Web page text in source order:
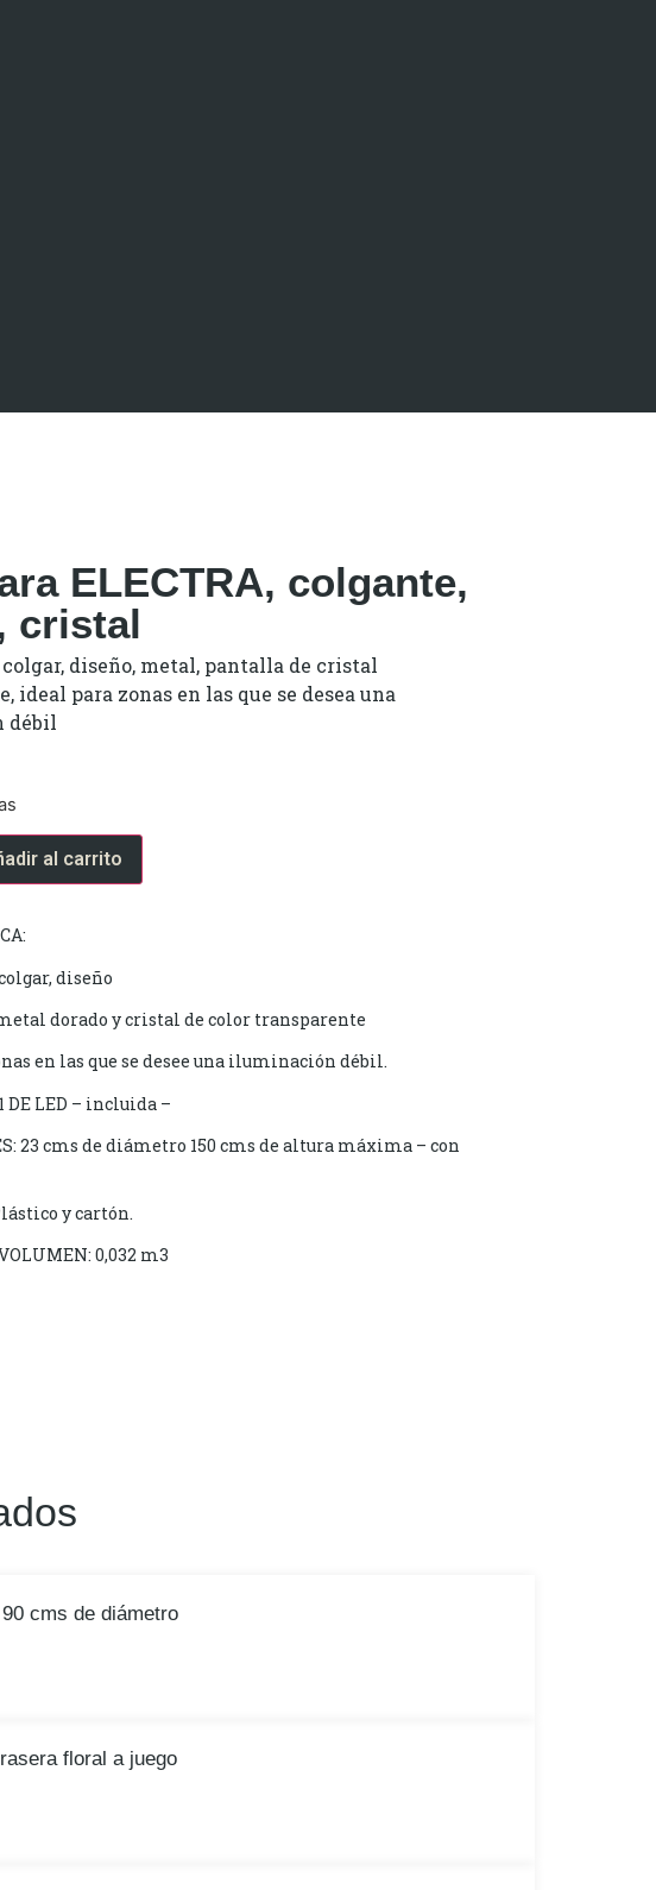
ELECTRA, colgante,
cristal
diseño, metal, pantalla de cristal
ideal para zonas en las que se desea una
débil
al carrito
diseño
dorado y cristal de color transparente
en las que se desee una iluminación débil.
DE LED – incluida –
23 cms de diámetro 150 cms de altura máxima – con
y cartón.
0,032 m3
cms de diámetro
floral a juego